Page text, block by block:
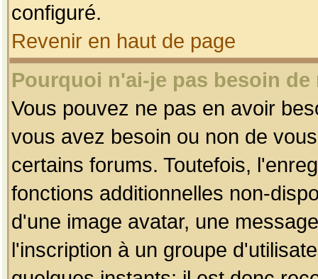
configuré.
Revenir en haut de page
Pourquoi n'ai-je pas besoin
Vous pouvez ne pas en avoir
vous avez besoin ou non de
certains forums. Toutefois,
fonctions additionnelles non-
d'une image avatar, une
l'inscription à un groupe